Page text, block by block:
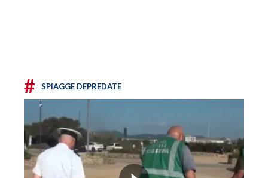
# SPIAGGE DEPREDATE